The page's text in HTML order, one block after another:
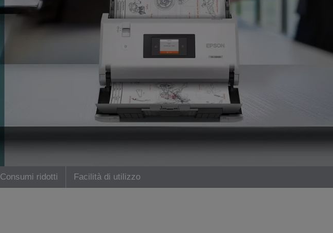
Consumi ridotti Facilità di utilizzo